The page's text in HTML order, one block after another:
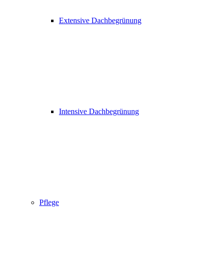
Extensive Dachbegrünung
Intensive Dachbegrünung
Pflege